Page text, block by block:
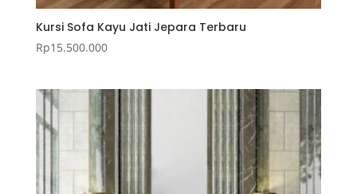
Kursi Sofa Kayu Jati Jepara Terbaru
Rp15.500.000